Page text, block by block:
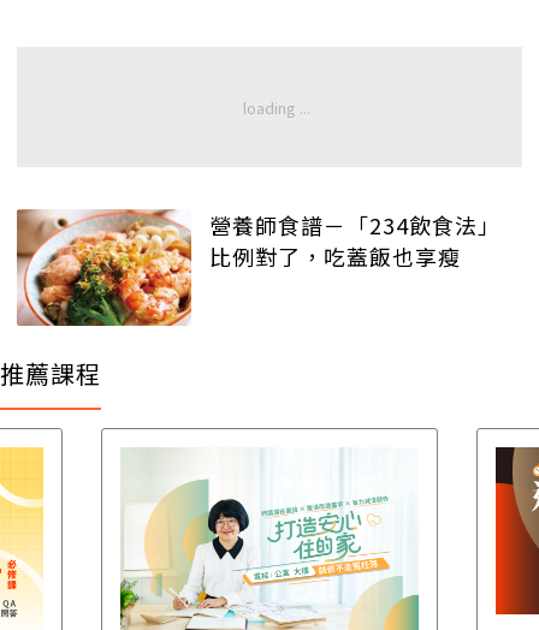
營養師食譜－「234飲食法」
比例對了，吃蓋飯也享瘦
推薦課程